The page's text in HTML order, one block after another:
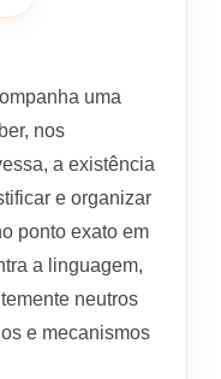
uma
nos
a existência
e organizar
ponto exato em
a linguagem,
neutros
e mecanismos